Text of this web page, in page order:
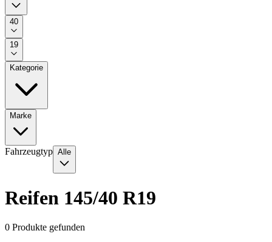
40
19
Kategorie
Marke
Fahrzeugtyp Alle
Reifen 145/40 R19
0 Produkte gefunden